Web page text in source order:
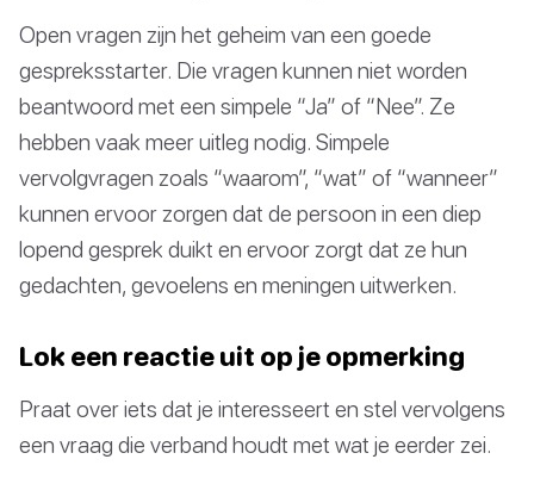
Open vragen zijn het geheim van een goede
gespreksstarter. Die vragen kunnen niet worden
beantwoord met een simpele “Ja” of “Nee”. Ze
hebben vaak meer uitleg nodig. Simpele
vervolgvragen zoals “waarom”, “wat” of “wanneer”
kunnen ervoor zorgen dat de persoon in een diep
lopend gesprek duikt en ervoor zorgt dat ze hun
gedachten, gevoelens en meningen uitwerken.
Lok een reactie uit op je opmerking
Praat over iets dat je interesseert en stel vervolgens
een vraag die verband houdt met wat je eerder zei.